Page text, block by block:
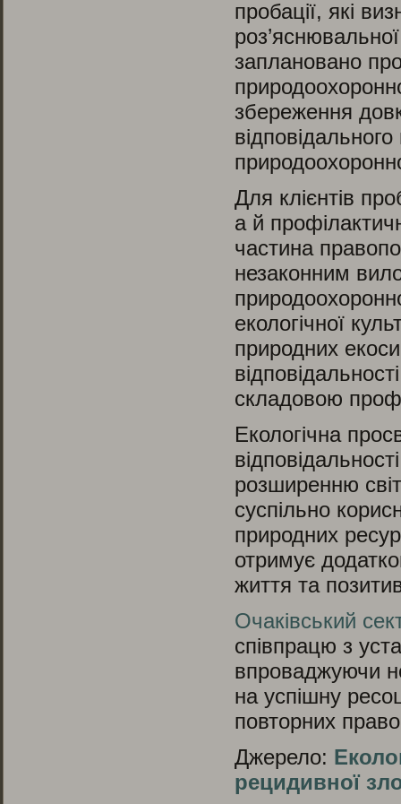
пробації, які
заплановано
збереження
Для клієнтів
а й
частина
незаконним
екологічної
природних
складовою
Екологічна
розширенню
суспільно
природних
отримує
життя та
Очаківський
співпрацю з
впроваджуючи
на успішну
повторних
Джерело:
рецидивної